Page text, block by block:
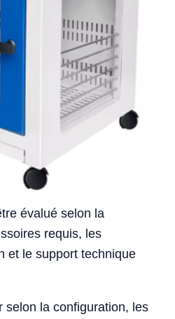
évalué selon la
requis, les
et le support technique
selon la configuration, les